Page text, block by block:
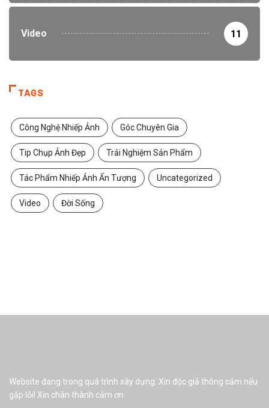
Video 11
TAGS
Công Nghệ Nhiếp Ảnh Góc Chuyên Gia
Tip Chụp Ảnh Đẹp Trải Nghiệm Sản Phẩm
Tác Phẩm Nhiếp Ảnh Ấn Tượng Uncategorized
Video Đời Sống
Website đang trong quá trình xây dựng. Xin độc giả thông cảm nếu
gặp lỗi! Xin chân thành cảm ơn